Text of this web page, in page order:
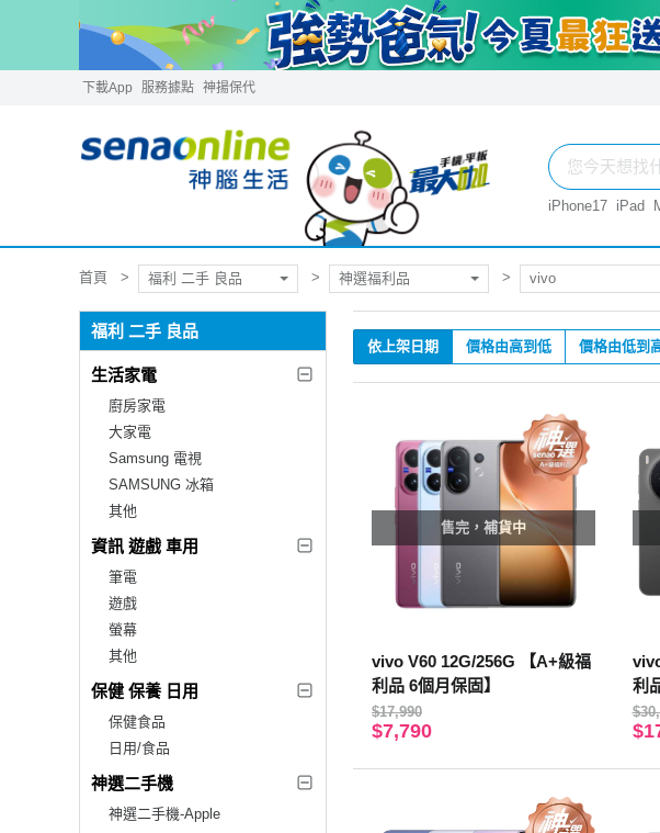
下載App 服務據點 神揚保代
iPhone17 iPad
首頁 福利 二手 良品 神選福利品 vivo
福利 二手 良品
生活家電
廚房家電
大家電
Samsung 電視
SAMSUNG 冰箱
其他
資訊 遊戲 車用
筆電
遊戲
螢幕
其他
保健 保養 日用
保健食品
日用/食品
神選二手機
神選二手機-Apple
依上架日期 價格由高到低 價格由低到
售完，補貨中
vivo V60 12G/256G 【A+級福
利品 6個月保固】
$17,990
$7,790
利